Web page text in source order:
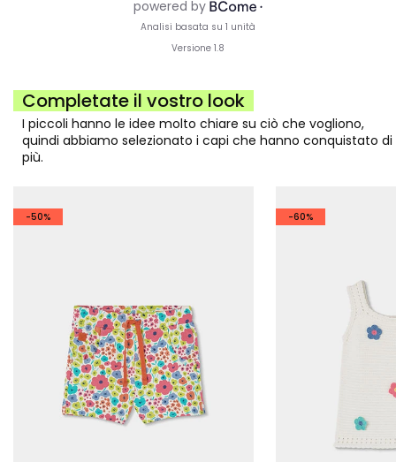
Completate il vostro look
I piccoli hanno le idee molto chiare su ciò che vogliono,
quindi abbiamo selezionato i capi che hanno conquistato di
più.
-50% -60%